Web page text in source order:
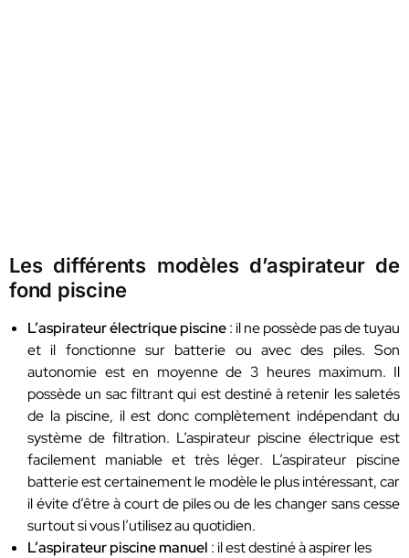
Les différents modèles d’aspirateur de
fond piscine
L’aspirateur électrique piscine: il ne possède pas de tuyau
et il fonctionne sur batterie ou avec des piles. Son
autonomie est en moyenne de 3 heures maximum. Il
possède un sac filtrant qui est destiné à retenir les saletés
de la piscine, il est donc complètement indépendant du
système de filtration. L’aspirateur piscine électrique est
facilement maniable et très léger. L’aspirateur piscine
batterie est certainement le modèle le plus intéressant, car
il évite d’être à court de piles ou de les changer sans cesse
surtout si vous l’utilisez au quotidien.
L’aspirateur piscine manuel : il est destiné à aspirer les